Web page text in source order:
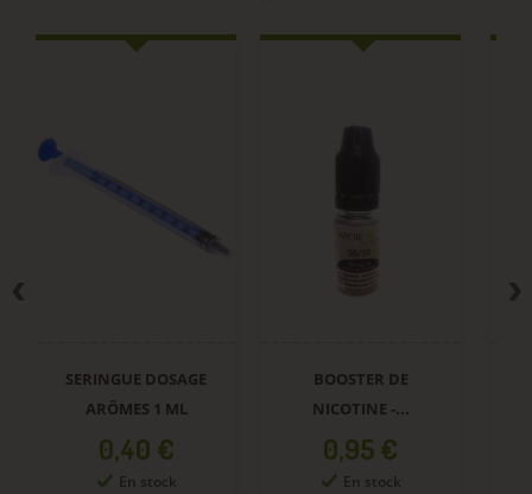
SERINGUE DOSAGE
ARÔMES 1 ML
Prix
0,40 €
En stock
BOOSTER DE
NICOTINE -...
Prix
0,95 €
En stock